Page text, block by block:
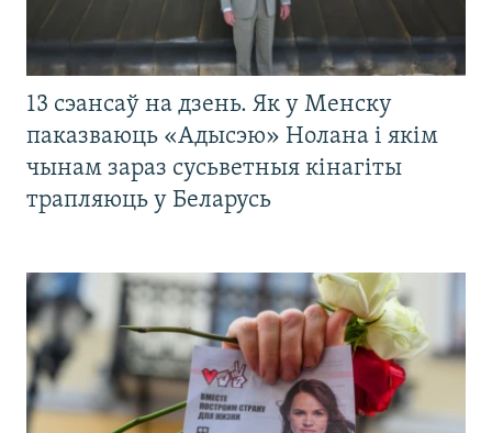
13 сэансаў на дзень. Як у Менску
паказваюць «Адысэю» Нолана і якім
чынам зараз сусьветныя кінагіты
трапляюць у Беларусь